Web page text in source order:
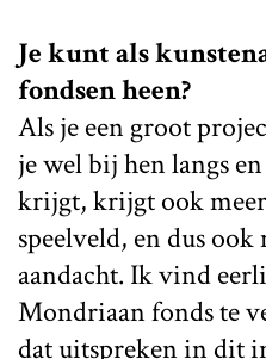
Je kunt als
fondsen heen?
Als je een groot
je wel bij hen langs
krijgt, krijgt ook
speelveld, en dus ook
aandacht. Ik vind
Mondriaan fonds te
dat uitspreken in dit